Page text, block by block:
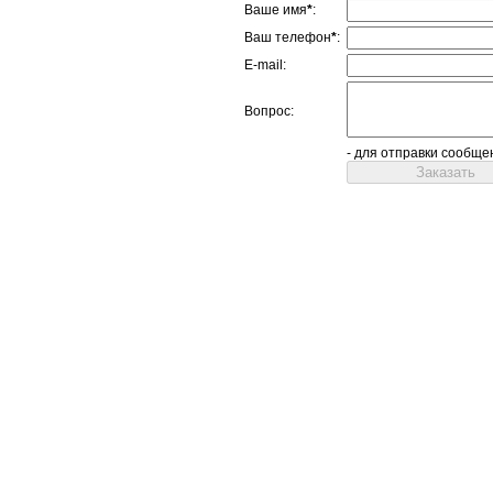
Ваше имя*:
Ваш телефон*:
E-mail:
Вопрос:
- для отправки